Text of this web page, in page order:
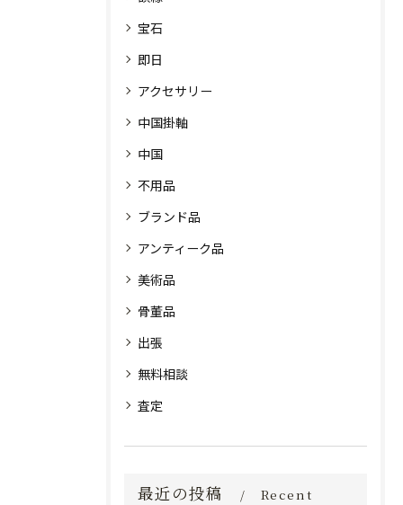
宝石
即日
アクセサリー
中国掛軸
中国
不用品
ブランド品
アンティーク品
美術品
骨董品
出張
無料相談
査定
最近の投稿
Recent